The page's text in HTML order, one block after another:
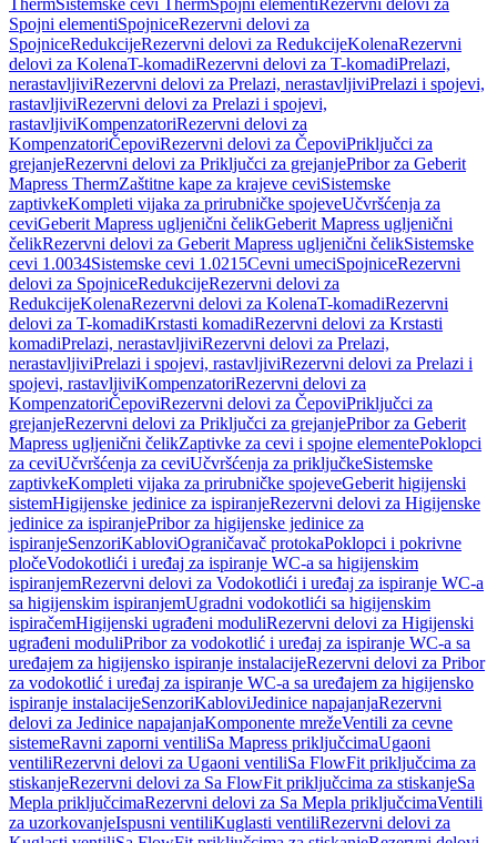
ThermSistemske cevi ThermSpojni elementi Rezervni delovi za
Spojni elementiSpojniceRezervni delovi za
SpojniceRedukcijeRezervni delovi za RedukcijeKolenaRezervni
delovi za KolenaT-komadiRezervni delovi za T-komadiPrelazi,
nerastavljiviRezervni delovi za Prelazi, nerastavljiviPrelazi i spojevi,
rastavljiviRezervni delovi za Prelazi i spojevi,
rastavljiviKompenzatoriRezervni delovi za
KompenzatoriČepoviRezervni delovi za ČepoviPriključci za
grejanjeRezervni delovi za Priključci za grejanjePribor za Geberit
Mapress ThermZaštitne kape za krajeve ceviSistemske
zaptivkeKompleti vijaka za prirubničke spojeveUčvršćenja za
ceviGeberit Mapress ugljenični čelikGeberit Mapress ugljenični
čelikRezervni delovi za Geberit Mapress ugljenični čelikSistemske
cevi 1.0034Sistemske cevi 1.0215Cevni umeciSpojniceRezervni
delovi za SpojniceRedukcijeRezervni delovi za
RedukcijeKolenaRezervni delovi za KolenaT-komadiRezervni
delovi za T-komadiKrstasti komadiRezervni delovi za Krstasti
komadiPrelazi, nerastavljiviRezervni delovi za Prelazi,
nerastavljiviPrelazi i spojevi, rastavljiviRezervni delovi za Prelazi i
spojevi, rastavljiviKompenzatoriRezervni delovi za
KompenzatoriČepoviRezervni delovi za ČepoviPriključci za
grejanjeRezervni delovi za Priključci za grejanjePribor za Geberit
Mapress ugljenični čelikZaptivke za cevi i spojne elementePoklopci
za ceviUčvršćenja za ceviUčvršćenja za priključkeSistemske
zaptivkeKompleti vijaka za prirubničke spojeveGeberit higijenski
sistemHigijenske jedinice za ispiranjeRezervni delovi za Higijenske
jedinice za ispiranjePribor za higijenske jedinice za
ispiranjeSenzoriKabloviOgraničavač protokaPoklopci i pokrivne
pločeVodokotlići i uređaj za ispiranje WC-a sa higijenskim
ispiranjemRezervni delovi za Vodokotlići i uređaj za ispiranje WC-a
sa higijenskim ispiranjemUgradni vodokotlići sa higijenskim
ispiračemHigijenski ugrađeni moduliRezervni delovi za Higijenski
ugrađeni moduliPribor za vodokotlić i uređaj za ispiranje WC-a sa
uređajem za higijensko ispiranje instalacijeRezervni delovi za Pribor
za vodokotlić i uređaj za ispiranje WC-a sa uređajem za higijensko
ispiranje instalacijeSenzoriKabloviJedinice napajanjaRezervni
delovi za Jedinice napajanjaKomponente mrežeVentili za cevne
sistemeRavni zaporni ventiliSa Mapress priključcimaUgaoni
ventiliRezervni delovi za Ugaoni ventiliSa FlowFit priključcima za
stiskanjeRezervni delovi za Sa FlowFit priključcima za stiskanjeSa
Mepla priključcimaRezervni delovi za Sa Mepla priključcimaVentili
za uzorkovanjeIspusni ventiliKuglasti ventiliRezervni delovi za